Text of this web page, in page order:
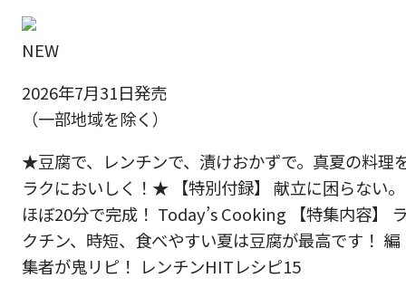
NEW
2026年7月31日発売
（一部地域を除く）
★豆腐で、レンチンで、漬けおかずで。真夏の料理
ラクにおいしく！★ 【特別付録】 献立に困らない。
ほぼ20分で完成！ Today’s Cooking 【特集内容】
クチン、時短、食べやすい夏は豆腐が最高です！ 編
集者が鬼リピ！ レンチンHITレシピ15